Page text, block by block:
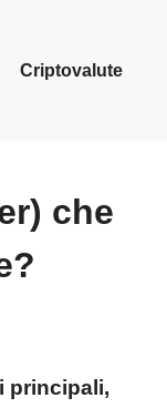
Criptovalute
che
principali,